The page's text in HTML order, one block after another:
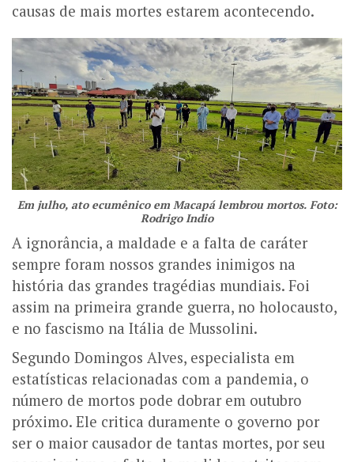
causas de mais mortes estarem acontecendo.
Em julho, ato ecumênico em Macapá lembrou mortos. Foto:
Rodrigo Indio
A ignorância, a maldade e a falta de caráter
sempre foram nossos grandes inimigos na
história das grandes tragédias mundiais. Foi
assim na primeira grande guerra, no holocausto,
e no fascismo na Itália de Mussolini.
Segundo Domingos Alves, especialista em
estatísticas relacionadas com a pandemia, o
número de mortos pode dobrar em outubro
próximo. Ele critica duramente o governo por
ser o maior causador de tantas mortes, por seu